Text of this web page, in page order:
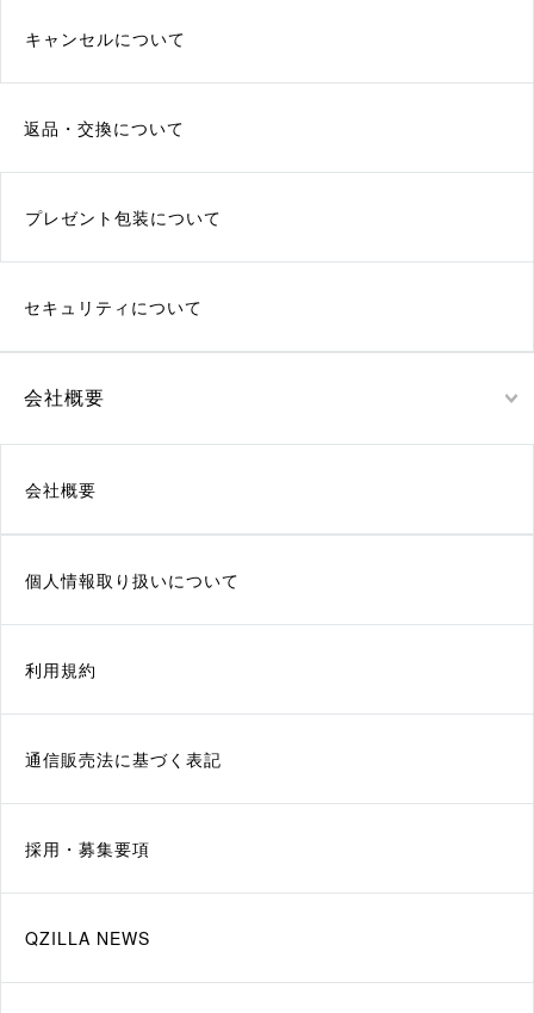
キャンセルについて
返品・交換について
プレゼント包装について
セキュリティについて
会社概要
会社概要
個人情報取り扱いについて
利用規約
通信販売法に基づく表記
採用・募集要項
QZILLA NEWS